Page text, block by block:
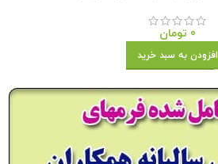
0 تومان
افزودن به سبد خرید